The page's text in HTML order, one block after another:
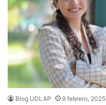
Blog UDLAP 9 febrero, 2025